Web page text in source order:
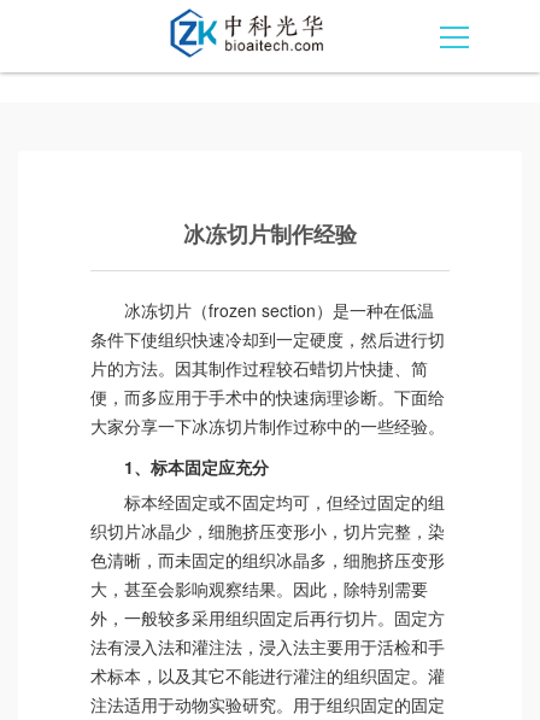
冰冻切片制作经验
冰冻切片（frozen section）是一种在低温
条件下使组织快速冷却到一定硬度，然后进行切
片的方法。因其制作过程较石蜡切片快捷、简
便，而多应用于手术中的快速病理诊断。下面给
大家分享一下冰冻切片制作过称中的一些经验。
1、标本固定应充分
标本经固定或不固定均可，但经过固定的组
织切片冰晶少，细胞挤压变形小，切片完整，染
色清晰，而未固定的组织冰晶多，细胞挤压变形
大，甚至会影响观察结果。因此，除特别需要
外，一般较多采用组织固定后再行切片。固定方
法有浸入法和灌注法，浸入法主要用于活检和手
术标本，以及其它不能进行灌注的组织固定。灌
注法适用于动物实验研究。用于组织固定的固定